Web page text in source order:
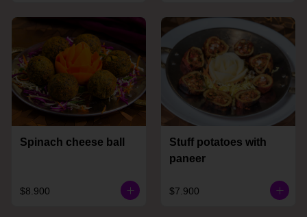
Spinach cheese ball
$8.900
Stuff potatoes with
paneer
$7.900